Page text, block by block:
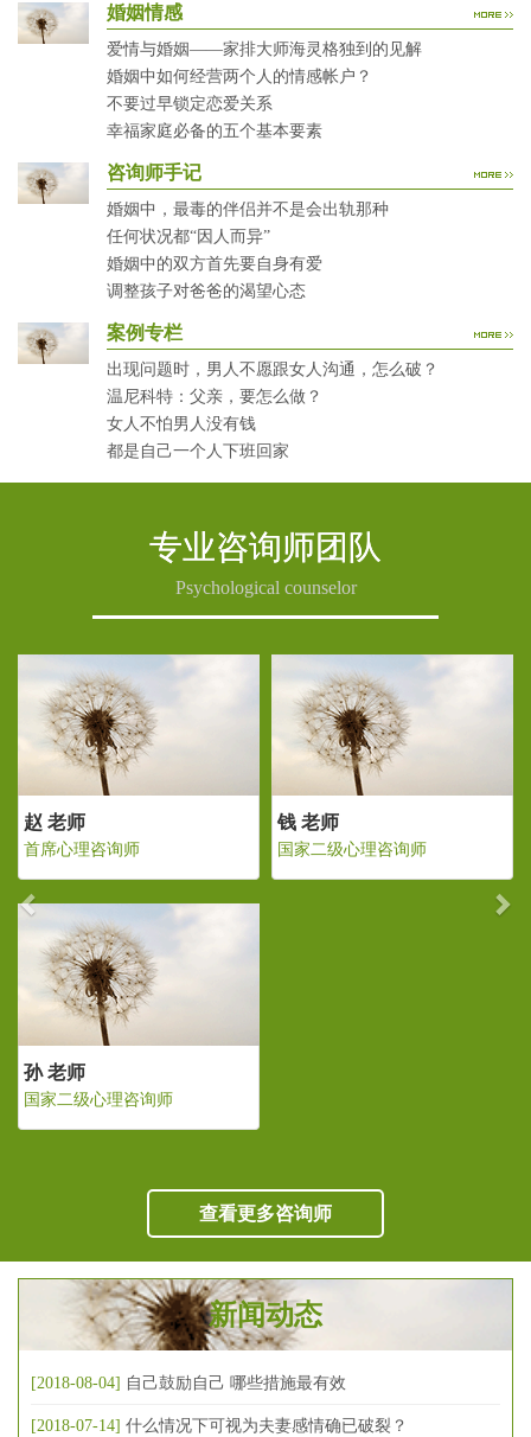
婚姻情感
爱情与婚姻——家排大师海灵格独到的见解
婚姻中如何经营两个人的情感帐户？
不要过早锁定恋爱关系
幸福家庭必备的五个基本要素
咨询师手记
婚姻中，最毒的伴侣并不是会出轨那种
任何状况都“因人而异”
婚姻中的双方首先要自身有爱
调整孩子对爸爸的渴望心态
案例专栏
出现问题时，男人不愿跟女人沟通，怎么破？
温尼科特：父亲，要怎么做？
女人不怕男人没有钱
都是自己一个人下班回家
专业咨询师团队
Psychological counselor
首席心理咨询师 国家二级心理咨询师
国家二级心理咨询师
Previous
查看更多咨询师
新闻动态
[2018-08-04] 自己鼓励自己 哪些措施最有效
[2018-07-14] 什么情况下可视为夫妻感情确已破裂？